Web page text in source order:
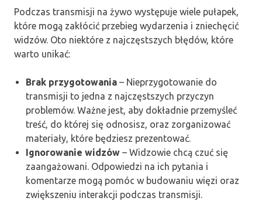
Podczas transmisji na żywo występuje wiele pułapek,
które mogą zakłócić przebieg wydarzenia i zniechęcić
widzów. Oto niektóre z najczęstszych błędów, które
warto unikać:
Brak przygotowania – Nieprzygotowanie do
transmisji to jedna z najczęstszych przyczyn
problemów. Ważne jest, aby dokładnie przemyśleć
treść, do której się odnosisz, oraz zorganizować
materiały, które będziesz prezentować.
Ignorowanie widzów – Widzowie chcą czuć się
zaangażowani. Odpowiedzi na ich pytania i
komentarze mogą pomóc w budowaniu więzi oraz
zwiększeniu interakcji podczas transmisji.